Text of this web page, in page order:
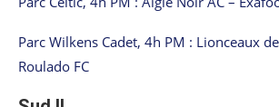
Parc Wilkens Cadet, 4h PM : Lionceaux
Roulado FC